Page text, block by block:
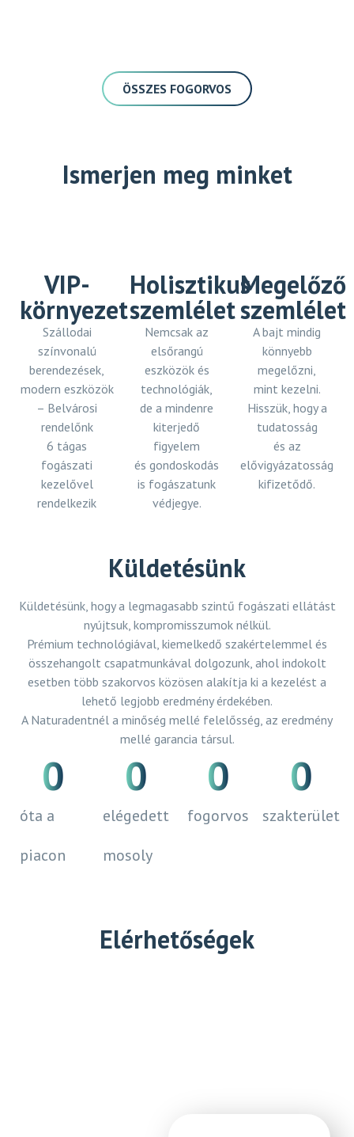
ÖSSZES FOGORVOS
Ismerjen meg minket
VIP-
környezet
Szállodai
színvonalú
berendezések,
modern eszközök
– Belvárosi
rendelőnk
6 tágas
fogászati
kezelővel
rendelkezik
Holisztikus
szemlélet
Nemcsak az
elsőrangú
eszközök és
technológiák,
de a mindenre
kiterjedő
figyelem
és gondoskodás
is fogászatunk
védjegye.
Megelőző
szemlélet
A bajt mindig
könnyebb
megelőzni,
mint kezelni.
Hisszük, hogy a
tudatosság
és az
elővigyázatosság
kifizetődő.
Küldetésünk
Küldetésünk, hogy a legmagasabb szintű fogászati ellátást
nyújtsuk, kompromisszumok nélkül.
Prémium technológiával, kiemelkedő szakértelemmel és
összehangolt csapatmunkával dolgozunk, ahol indokolt
esetben több szakorvos közösen alakítja ki a kezelést a
lehető legjobb eredmény érdekében.
A Naturadentnél a minőség mellé felelősség, az eredmény
mellé garancia társul.
óta a
piacon
0
elégedett
mosoly
0
fogorvos
0
szakterület
0
Elérhetőségek